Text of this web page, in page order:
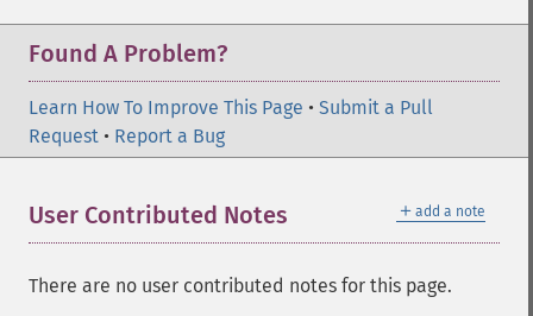
Found A Problem?
Learn How To Improve This Page • Submit a Pull
Request • Report a Bug
＋ add a note
User Contributed Notes
There are no user contributed notes for this page.